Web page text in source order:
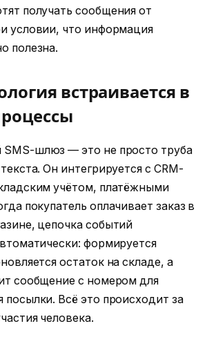
получать сообщения от
условии, что информация
полезна.
встраивается в
шлюз — это не просто труба
Он интегрируется с CRM-
учётом, платёжными
покупатель оплачивает заказ в
цепочка событий
формируется
остаток на складе, а
сообщение с номером для
посылки. Всё это происходит за
человека.